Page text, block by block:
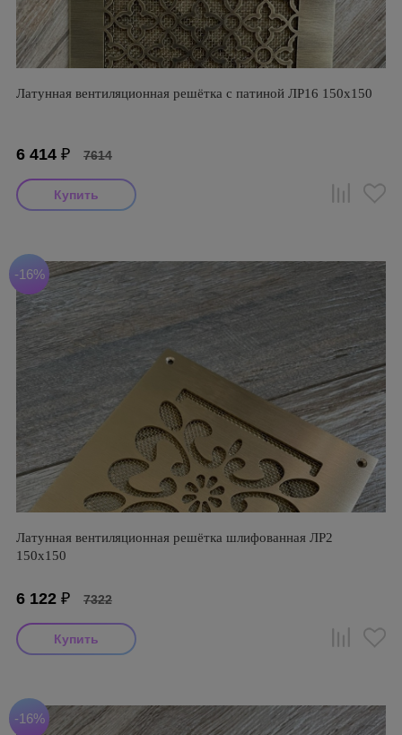
Латунная вентиляционная решётка с патиной ЛР16 150х150
6 414 ₽ 7614
-16%
Латунная вентиляционная решётка шлифованная ЛР2
150х150
6 122 ₽ 7322
-16%